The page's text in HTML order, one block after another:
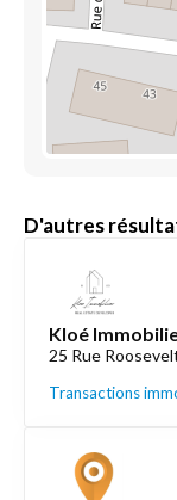
D'autres
Kloé
25 Rue
Transactions